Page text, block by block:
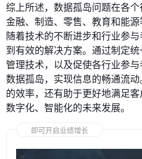
综上所述，数据孤岛问题在各个
金融、制造、零售、教育和能源
随着技术的不断进步和行业参
到有效的解决方案。通过制定
管理技术，以及促使各行业参
数据孤岛，实现信息的畅通流
的效率，还有助于更好地满足
数字化、智能化的未来发展。
即可开启业绩增长